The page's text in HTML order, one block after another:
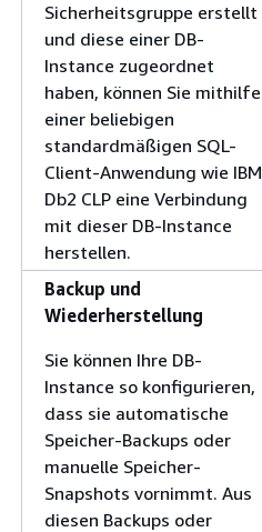
Sicherheitsgruppe erstellt
und diese einer DB-
Instance zugeordnet
haben, können Sie mithilfe
einer beliebigen
standardmäßigen SQL-
Client-Anwendung wie IBM
Db2 CLP eine Verbindung
mit dieser DB-Instance
herstellen.
Backup und
Wiederherstellung
Sie können Ihre DB-
Instance so konfigurieren,
dass sie automatische
Speicher-Backups oder
manuelle Speicher-
Snapshots vornimmt. Aus
diesen Backups oder